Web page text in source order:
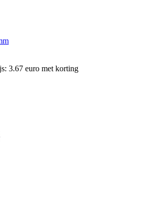
3.67 euro met korting